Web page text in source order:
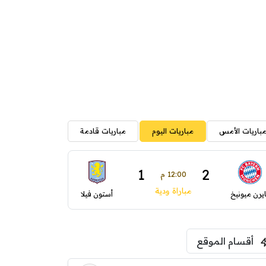
مباريات الأمس مباريات اليوم مباريات قادمة
ميونيخ
2 12:00 م 1
مباراة ودية أستون فيلا
أقسام الموقع